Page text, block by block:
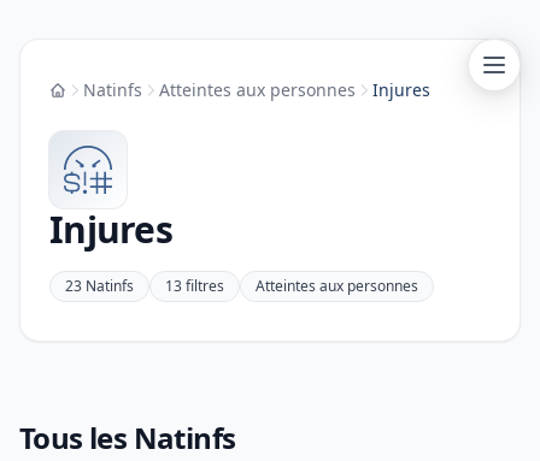
AccueilNatinfs Atteintes aux personnes Injures
Injures
23 Natinfs 13 filtres Atteintes aux personnes
Tous les Natinfs